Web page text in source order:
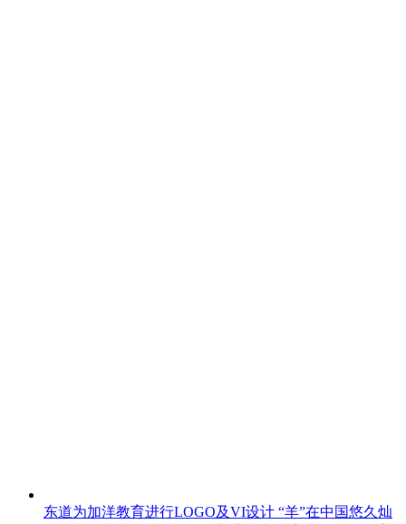
东道为加洋教育进行LOGO及VI设计 “羊”在中国悠久灿